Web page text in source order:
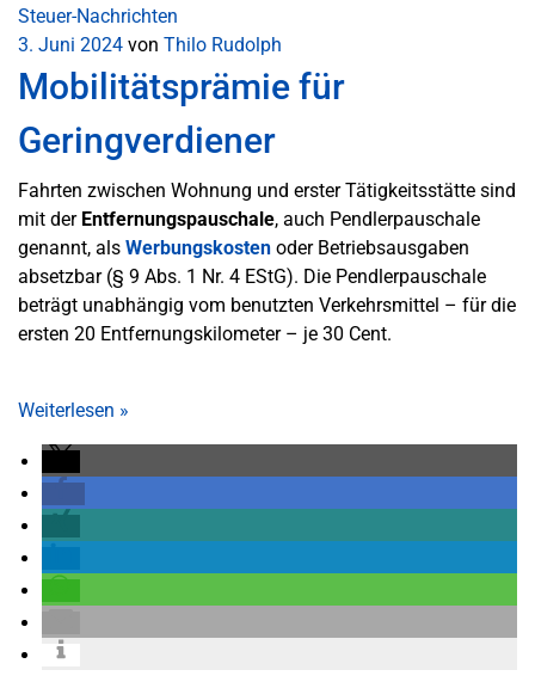
Steuer-Nachrichten
3. Juni 2024 von Thilo Rudolph
Mobilitätsprämie für
Geringverdiener
Fahrten zwischen Wohnung und erster Tätigkeitsstätte sind
mit der Entfernungspauschale, auch Pendlerpauschale
genannt, als Werbungskosten oder Betriebsausgaben
absetzbar (§ 9 Abs. 1 Nr. 4 EStG). Die Pendlerpauschale
beträgt unabhängig vom benutzten Verkehrsmittel – für die
ersten 20 Entfernungskilometer – je 30 Cent.
Weiterlesen »